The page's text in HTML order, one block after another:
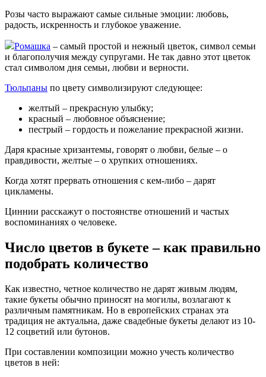
Розы часто выражают самые сильные эмоции: любовь,
радость, искренность и глубокое уважение.
Ромашка – самый простой и нежный цветок, символ семьи
и благополучия между супругами. Не так давно этот цветок
стал символом дня семьи, любви и верности.
Тюльпаны по цвету символизируют следующее:
желтый – прекрасную улыбку;
красный – любовное объяснение;
пестрый – гордость и пожелание прекрасной жизни.
Даря красные хризантемы, говорят о любви, белые – о
правдивости, желтые – о хрупких отношениях.
Когда хотят прервать отношения с кем-либо – дарят
цикламены.
Циннии расскажут о постоянстве отношений и частых
воспоминаниях о человеке.
Число цветов в букете – как правильно
подобрать количество
Как известно, четное количество не дарят живым людям,
такие букеты обычно приносят на могилы, возлагают к
различным памятникам. Но в европейских странах эта
традиция не актуальна, даже свадебные букеты делают из 10-
12 соцветий или бутонов.
При составлении композиции можно учесть количество
цветов в ней: